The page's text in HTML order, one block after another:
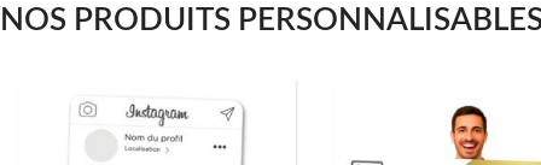
NOS PRODUITS